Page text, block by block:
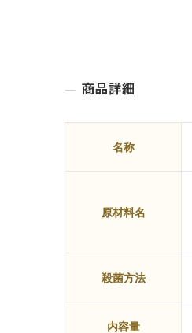
名称
原材料名
殺菌方法
内容量